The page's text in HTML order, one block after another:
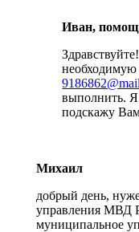
Иван,
выполнить.
подскажу
Михаил
добрый день,
управления МВД
муниципальное